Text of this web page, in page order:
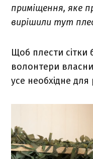
приміщення, яке
вирішили тут
Щоб плести сітки
волонтери
усе необхідне